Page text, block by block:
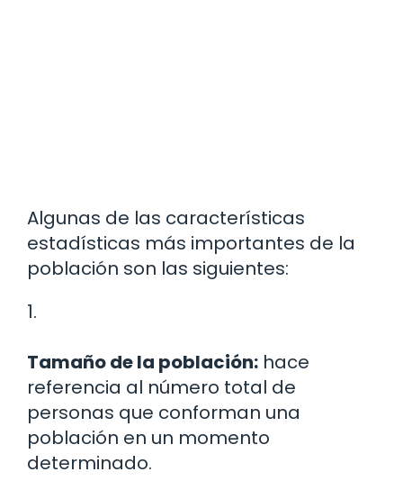
Algunas de las características
estadísticas más importantes de la
población son las siguientes:
1.
Tamaño de la población: hace
referencia al número total de
personas que conforman una
población en un momento
determinado.